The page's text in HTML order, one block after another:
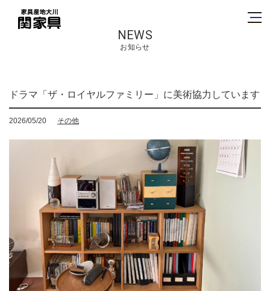
NEWS
お知らせ
ドラマ「ザ・ロイヤルファミリー」に美術協力しています
2026/05/20 その他